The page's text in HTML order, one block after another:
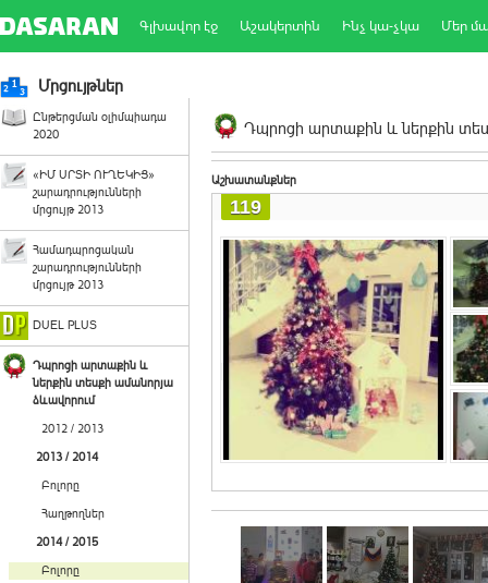
Գլխավոր էջ Աշակերտին Ինչ կա-չկա Մեր
Մրցույթներ
Ընթերցման օլիմպիադա
2020
«ԻՄ ՍՐՏԻ ՈՒՂԵԿԻՑ»
շարադրությունների
մրցույթ 2013
Համադպրոցական
շարադրությունների
մրցույթ 2013
DUEL PLUS
Դպրոցի արտաքին և
ներքին տեսքի ամանորյա
ձևավորում
2012 / 2013
2013 / 2014
Բոլորը
Հաղթողներ
2014 / 2015
Բոլորը
Դպրոցի արտաքին և ներքին
Աշխատանքներ
119